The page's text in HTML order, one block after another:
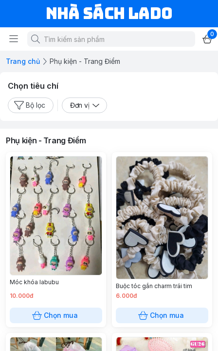
NHÀ SÁCH LADO
0
Trang chủ Phụ kiện - Trang Điểm
Chọn tiêu chí
Bộ lọc Đơn vị
Phụ kiện - Trang Điểm
Móc khóa labubu
10.000đ
Chọn mua
Buộc tóc gắn charm trái tim
6.000đ
Chọn mua